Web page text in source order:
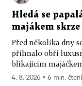
Hledá se
majákem
Před několika dny
přihnalo obří
blikajícím
4. 8. 2026 ▪ 6 min. čtení